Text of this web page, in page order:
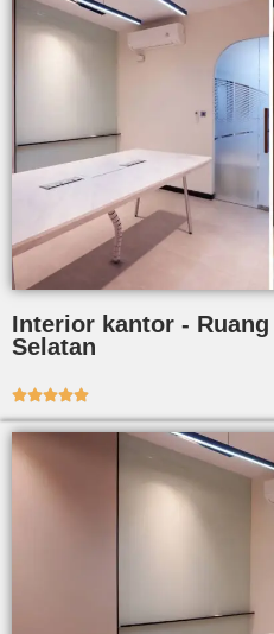
Interior kantor -
Selatan
